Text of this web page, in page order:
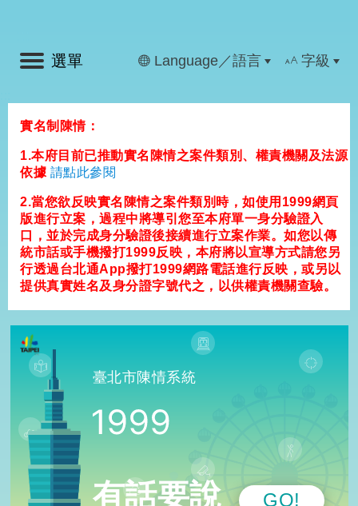
選單
Language／語言 字級
實名制陳情：
1.本府目前已推動實名陳情之案件類別、權責機關及法源
依據 請點此參閱
2.當您欲反映實名陳情之案件類別時，如使用1999網頁
版進行立案，過程中將導引您至本府單一身分驗證入
口，並於完成身分驗證後接續進行立案作業。如您以傳
統市話或手機撥打1999反映，本府將以宣導方式請您另
行透過台北通App撥打1999網路電話進行反映，或另以
提供真實姓名及身分證字號代之，以供權責機關查驗。
臺北市陳情系統
有話要說 GO!